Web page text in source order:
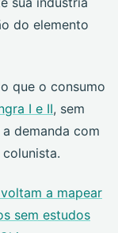
do elemento
que o consumo
I e II, sem
demanda com
a mapear
sem estudos